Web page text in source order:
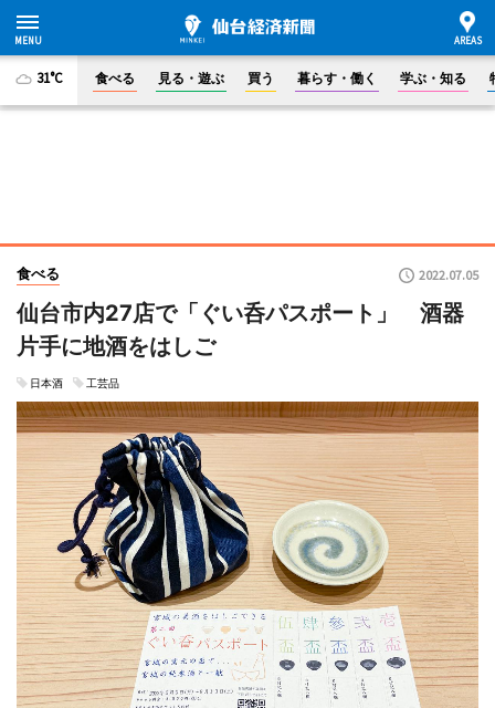
31°C 食べる 見る・遊ぶ 買う 暮らす・働く 学ぶ・知る
食べる 2022.07.05
仙台市内27店で「ぐい呑パスポート」 酒器
片手に地酒をはしご
日本酒 工芸品